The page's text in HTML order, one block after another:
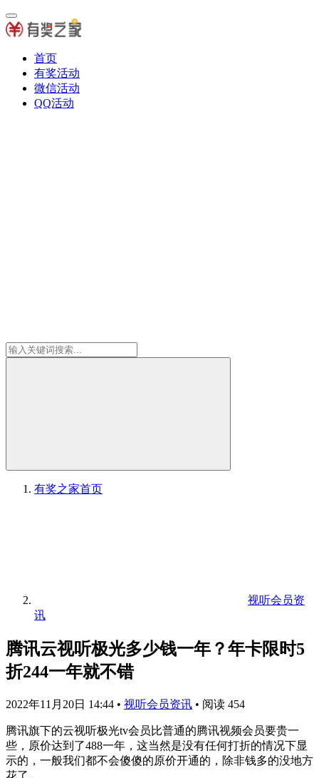
首页
有奖活动
微信活动
QQ活动
有奖之家首页
视听会员资
讯
腾讯云视听极光多少钱一年？年卡限时5
折244一年就不错
2022年11月20日 14:44 • 视听会员资讯 • 阅读 454
腾讯旗下的云视听极光tv会员比普通的腾讯视频会员要贵一
些，原价达到了488一年，这当然是没有任何打折的情况下显
示的，一般我们都不会傻傻的原价开通的，除非钱多的没地方
花了。